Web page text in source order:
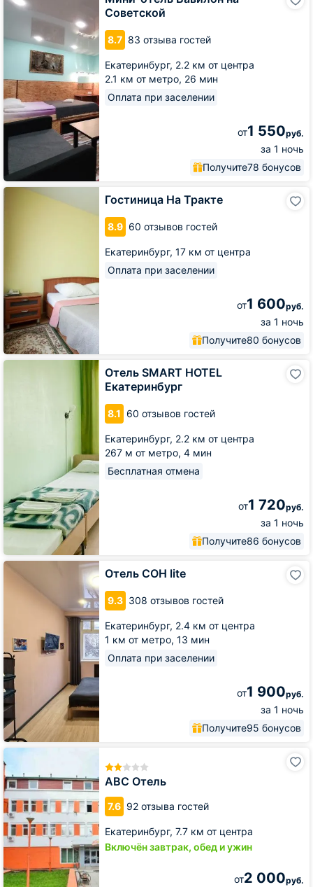
Советской
8.7 83 отзыва гостей
Екатеринбург, 2.2 км от центра
2.1 км от метро, 26 мин
Оплата при заселении
от1 550руб.
за 1 ночь
Получите78 бонусов
отель
Вавилон
Советской
Гостиница На Тракте
8.9 60 отзывов гостей
Екатеринбург, 17 км от центра
Оплата при заселении
от1 600руб.
за 1 ночь
Получите80 бонусов
Гостиница
Отель SMART HOTEL
Екатеринбург
8.1 60 отзывов гостей
Екатеринбург, 2.2 км от центра
267 м от метро, 4 мин
Бесплатная отмена
от1 720руб.
за 1 ночь
Получите86 бонусов
Отель
Отель СОН lite
9.3 308 отзывов гостей
Екатеринбург, 2.4 км от центра
1 км от метро, 13 мин
Оплата при заселении
от1 900руб.
за 1 ночь
Получите95 бонусов
Отель
АВС Отель
7.6 92 отзыва гостей
Екатеринбург, 7.7 км от центра
Включён завтрак, обед и ужин
от2 000руб.
АВС
Отель